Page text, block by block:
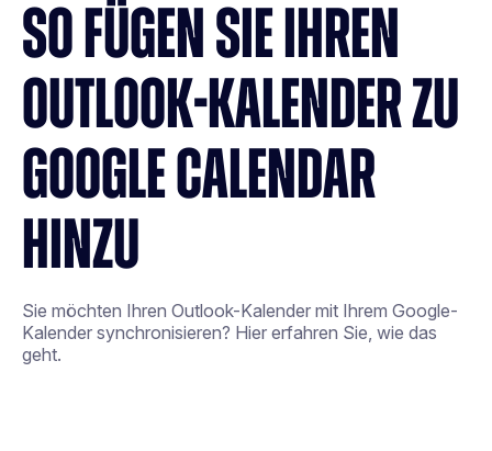
SO FÜGEN SIE IHREN
OUTLOOK-KALENDER ZU
GOOGLE CALENDAR
HINZU
Sie möchten Ihren Outlook-Kalender mit Ihrem Google-
Kalender synchronisieren? Hier erfahren Sie, wie das
geht.